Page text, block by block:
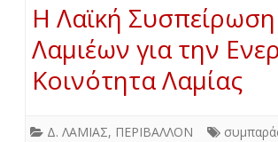
Η Λαϊκή Συσπείρωση
Λαμιέων για την
Κοινότητα Λαμίας
Δ. ΛΑΜΙΑΣ, ΠΕΡΙΒΑΛΛΟΝ